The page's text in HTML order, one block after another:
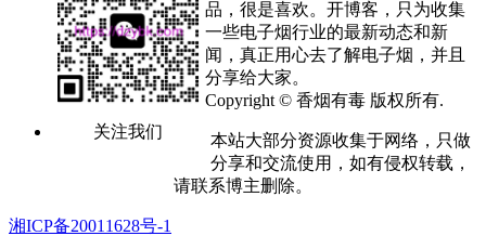
关注我们
品，很是喜欢。开博客，只为收集
一些电子烟行业的最新动态和新
闻，真正用心去了解电子烟，并且
分享给大家。
Copyright © 香烟有毒 版权所有.
本站大部分资源收集于网络，只做
分享和交流使用，如有侵权转载，
请联系博主删除。
湘ICP备20011628号-1